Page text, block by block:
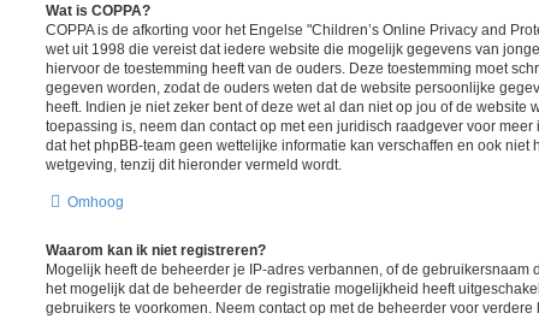
Wat is COPPA?
COPPA is de afkorting voor het Engelse "Children’s Online Privacy and
wet uit 1998 die vereist dat iedere website die mogelijk gegevens van
hiervoor de toestemming heeft van de ouders. Deze toestemming moet
gegeven worden, zodat de ouders weten dat de website persoonlijke
heeft. Indien je niet zeker bent of deze wet al dan niet op jou of de website
toepassing is, neem dan contact op met een juridisch raadgever voor
dat het phpBB-team geen wettelijke informatie kan verschaffen en ook niet
wetgeving, tenzij dit hieronder vermeld wordt.
Omhoog
Waarom kan ik niet registreren?
Mogelijk heeft de beheerder je IP-adres verbannen, of de gebruikersnaam
het mogelijk dat de beheerder de registratie mogelijkheid heeft
gebruikers te voorkomen. Neem contact op met de beheerder voor verdere